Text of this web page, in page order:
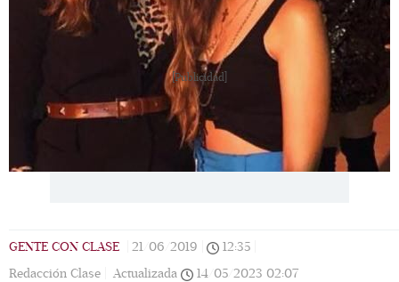
[Publicidad]
GENTE CON CLASE 21/06/2019 12:35
Redacción Clase |
Actualizada 14/05/2023 02:07